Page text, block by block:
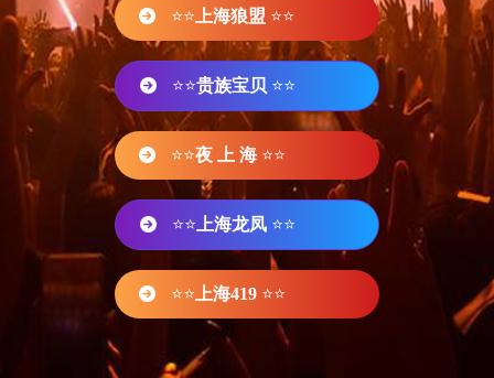
⭐⭐ 上海狼盟 ⭐⭐
⭐⭐贵族宝贝 ⭐⭐
⭐⭐夜 上 海 ⭐⭐
⭐⭐ 上海龙凤 ⭐⭐
⭐⭐ 上海419 ⭐⭐